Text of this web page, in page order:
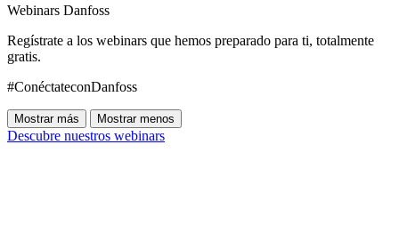
Webinars Danfoss
Regístrate a los webinars que hemos preparado para ti, totalmente
gratis.
#ConéctateconDanfoss
Mostrar más Mostrar menos
Descubre nuestros webinars